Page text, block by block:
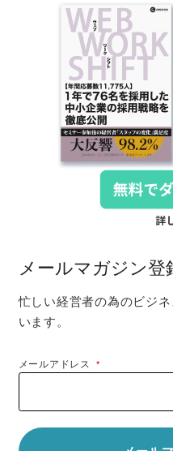
メールマガジン登
忙しい経営者の為のビジ
います。
メールアドレス*